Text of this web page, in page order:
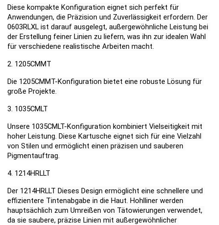
Diese kompakte Konfiguration eignet sich perfekt für
Anwendungen, die Präzision und Zuverlässigkeit erfordern. Der
0603RLXL ist darauf ausgelegt, außergewöhnliche Leistung bei
der Erstellung feiner Linien zu liefern, was ihn zur idealen Wahl
für verschiedene realistische Arbeiten macht.
2. 1205CMMT
Die 1205CMMT-Konfiguration bietet eine robuste Lösung für
große Projekte.
3. 1035CMLT
Unsere 1035CMLT-Konfiguration kombiniert Vielseitigkeit mit
hoher Leistung. Diese Kartusche eignet sich für eine Vielzahl
von Stilen und ermöglicht einen präzisen und sauberen
Pigmentauftrag.
4. 1214HRLLT
Der 1214HRLLT Dieses Design ermöglicht eine schnellere und
effizientere Tintenabgabe in die Haut. Hohlliner werden
hauptsächlich zum Umreißen von Tätowierungen verwendet,
da sie saubere, präzise Linien mit außergewöhnlicher